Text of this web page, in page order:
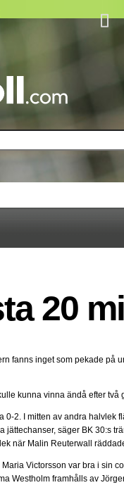
20
fanns inget som pekade på
kunna vinna ändå efter
0-2. I mitten av andra halvlek
jättechanser, säger BK 30:s
när Malin Reuterwall
Victorsson var bra i sin
Westholm framhålls av